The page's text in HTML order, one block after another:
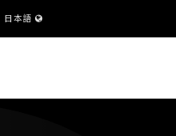
日本語